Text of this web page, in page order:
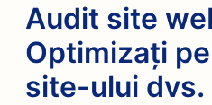
Audit site
Optimizați
site-ului dvs.